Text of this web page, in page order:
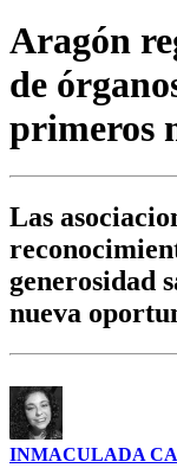
Aragón
de
primeros
Las
generosidad
nueva
INMACULADA